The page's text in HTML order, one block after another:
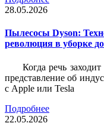
28.05.2026
Пылесосы Dyson:
революция в уборке
Когда речь
представление об
с Apple или Tesla
Подробнее
22.05.2026